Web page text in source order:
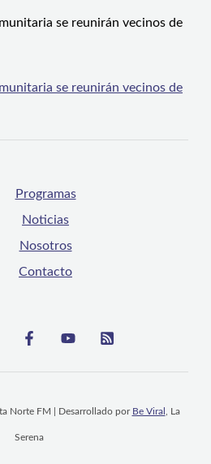
se reunirán vecinos de
se reunirán vecinos de
Programas
Noticias
Nosotros
Contacto
Norte FM | Desarrollado por Be Viral , La
Serena